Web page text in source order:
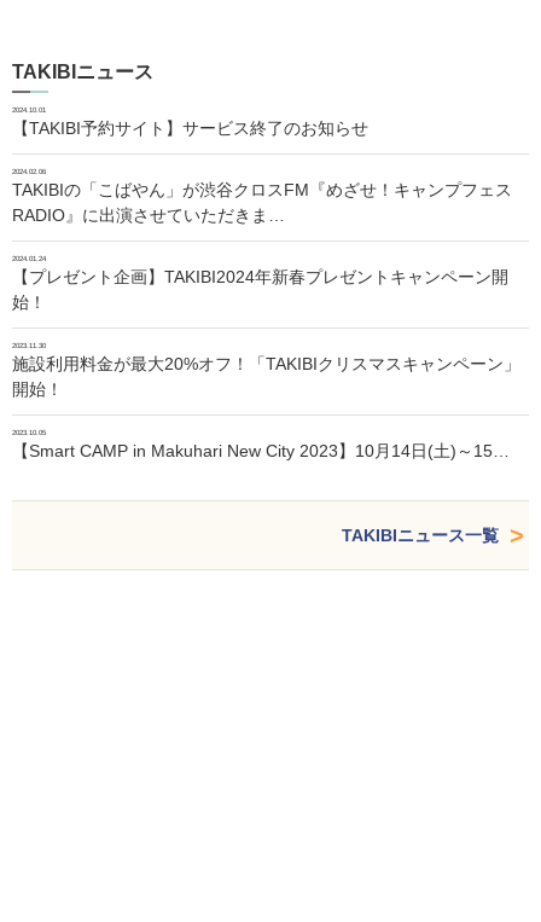
TAKIBIニュース
2024.10.01
【TAKIBI予約サイト】サービス終了のお知らせ
2024.02.06
TAKIBIの「こばやん」が渋谷クロスFM『めざせ！キャンプフェス
RADIO』に出演させていただきま…
2024.01.24
【プレゼント企画】TAKIBI2024年新春プレゼントキャンペーン開
始！
2023.11.30
施設利用料金が最大20%オフ！「TAKIBIクリスマスキャンペーン」
開始！
2023.10.05
【Smart CAMP in Makuhari New City 2023】10月14日(土)～15…
TAKIBIニュース一覧